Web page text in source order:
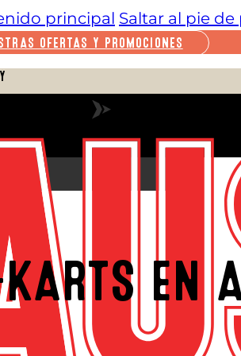
principal Saltar al pie de
OFERTAS Y PROMOCIONES
KARTS EN